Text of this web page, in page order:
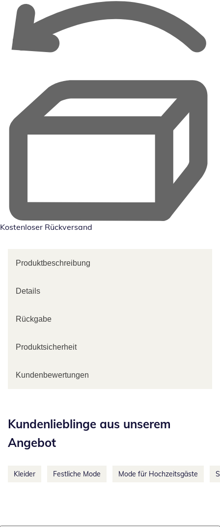
Kostenloser Rückversand
Produktbeschreibung
Details
Rückgabe
Produktsicherheit
Kundenbewertungen
Kundenlieblinge aus unserem
Angebot
Kleider Festliche Mode Mode für Hochzeitsgäste